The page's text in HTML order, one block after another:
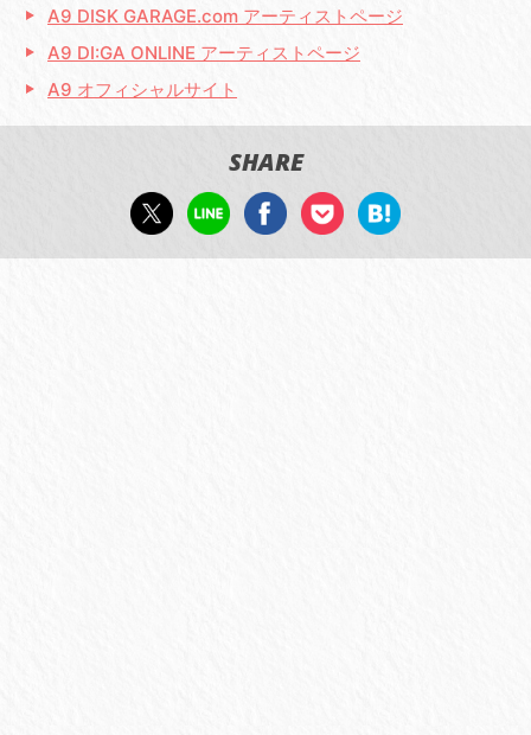
A9 DISK GARAGE.com アーティストページ
A9 DI:GA ONLINE アーティストページ
A9 オフィシャルサイト
SHARE